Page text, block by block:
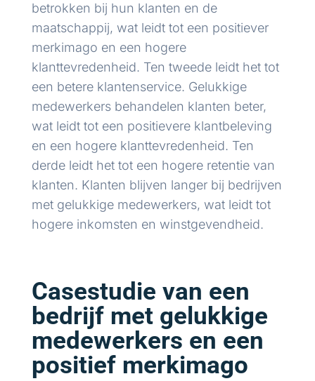
betrokken bij hun klanten en de
maatschappij, wat leidt tot een positiever
merkimago en een hogere
klanttevredenheid. Ten tweede leidt het tot
een betere klantenservice. Gelukkige
medewerkers behandelen klanten beter,
wat leidt tot een positievere klantbeleving
en een hogere klanttevredenheid. Ten
derde leidt het tot een hogere retentie van
klanten. Klanten blijven langer bij bedrijven
met gelukkige medewerkers, wat leidt tot
hogere inkomsten en winstgevendheid.
Casestudie van een
bedrijf met gelukkige
medewerkers en een
positief merkimago